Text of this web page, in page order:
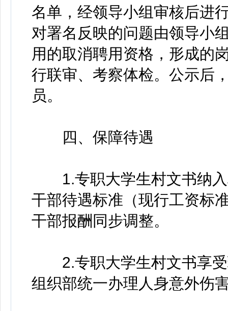
名单，经领导小组审核后进
对署名反映的问题由领导小
用的取消聘用资格，形成的
行联审、考察体检。公示后
员。
四、保障待遇
1.专职大学生村文书纳入
干部待遇标准（现行工资标
干部报酬同步调整。
2.专职大学生村文书享受
组织部统一办理人身意外伤